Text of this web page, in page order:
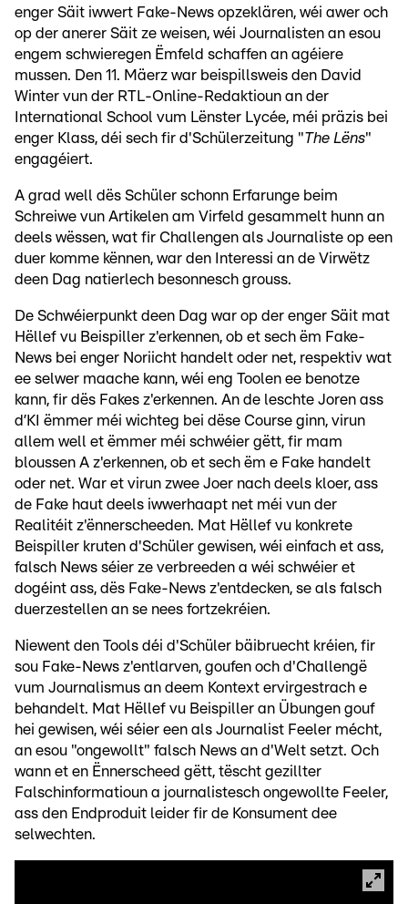
enger Säit iwwert Fake-News opzeklären, wéi awer och
op der anerer Säit ze weisen, wéi Journalisten an esou
engem schwieregen Ëmfeld schaffen an agéiere
mussen. Den 11. Mäerz war beispillsweis den David
Winter vun der RTL-Online-Redaktioun an der
International School vum Lënster Lycée, méi präzis bei
enger Klass, déi sech fir d'Schülerzeitung "The Lëns"
engagéiert.
A grad well dës Schüler schonn Erfarunge beim
Schreiwe vun Artikelen am Virfeld gesammelt hunn an
deels wëssen, wat fir Challengen als Journaliste op een
duer komme kënnen, war den Interessi an de Virwëtz
deen Dag natierlech besonnesch grouss.
De Schwéierpunkt deen Dag war op der enger Säit mat
Hëllef vu Beispiller z'erkennen, ob et sech ëm Fake-
News bei enger Noriicht handelt oder net, respektiv wat
ee selwer maache kann, wéi eng Toolen ee benotze
kann, fir dës Fakes z'erkennen. An de leschte Joren ass
d’KI ëmmer méi wichteg bei dëse Course ginn, virun
allem well et ëmmer méi schwéier gëtt, fir mam
bloussen A z'erkennen, ob et sech ëm e Fake handelt
oder net. War et virun zwee Joer nach deels kloer, ass
de Fake haut deels iwwerhaapt net méi vun der
Realitéit z'ënnerscheeden. Mat Hëllef vu konkrete
Beispiller kruten d'Schüler gewisen, wéi einfach et ass,
falsch News séier ze verbreeden a wéi schwéier et
dogéint ass, dës Fake-News z'entdecken, se als falsch
duerzestellen an se nees fortzekréien.
Niewent den Tools déi d'Schüler bäibruecht kréien, fir
sou Fake-News z'entlarven, goufen och d'Challengë
vum Journalismus an deem Kontext ervirgestrach e
behandelt. Mat Hëllef vu Beispiller an Übungen gouf
hei gewisen, wéi séier een als Journalist Feeler mécht,
an esou "ongewollt" falsch News an d'Welt setzt. Och
wann et en Ënnerscheed gëtt, tëscht gezillter
Falschinformatioun a journalistesch ongewollte Feeler,
ass den Endproduit leider fir de Konsument dee
selwechten.